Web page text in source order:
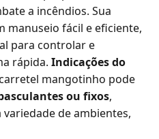
a incêndios. Sua
manuseio fácil e eficiente,
para controlar e
rápida. Indicações do
mangotinho pode
ou fixos,
de ambientes,